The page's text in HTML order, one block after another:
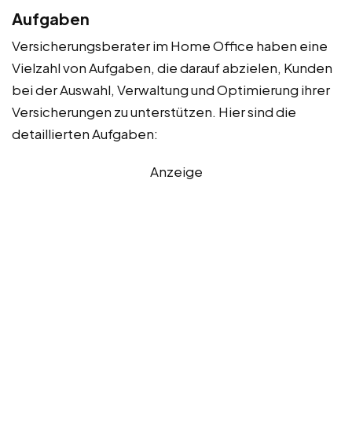
Aufgaben
Versicherungsberater im Home Office haben eine
Vielzahl von Aufgaben, die darauf abzielen, Kunden
bei der Auswahl, Verwaltung und Optimierung ihrer
Versicherungen zu unterstützen. Hier sind die
detaillierten Aufgaben:
Anzeige